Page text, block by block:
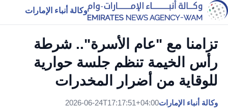
وكالة أنباء الإمارات
تزامنا مع "عام الأسرة".. شرطة
رأس الخيمة تنظم جلسة حوارية
للوقاية من أضرار المخدرات
وكالة أنباء الإمارات2026-06-24T17:17:51+04:00